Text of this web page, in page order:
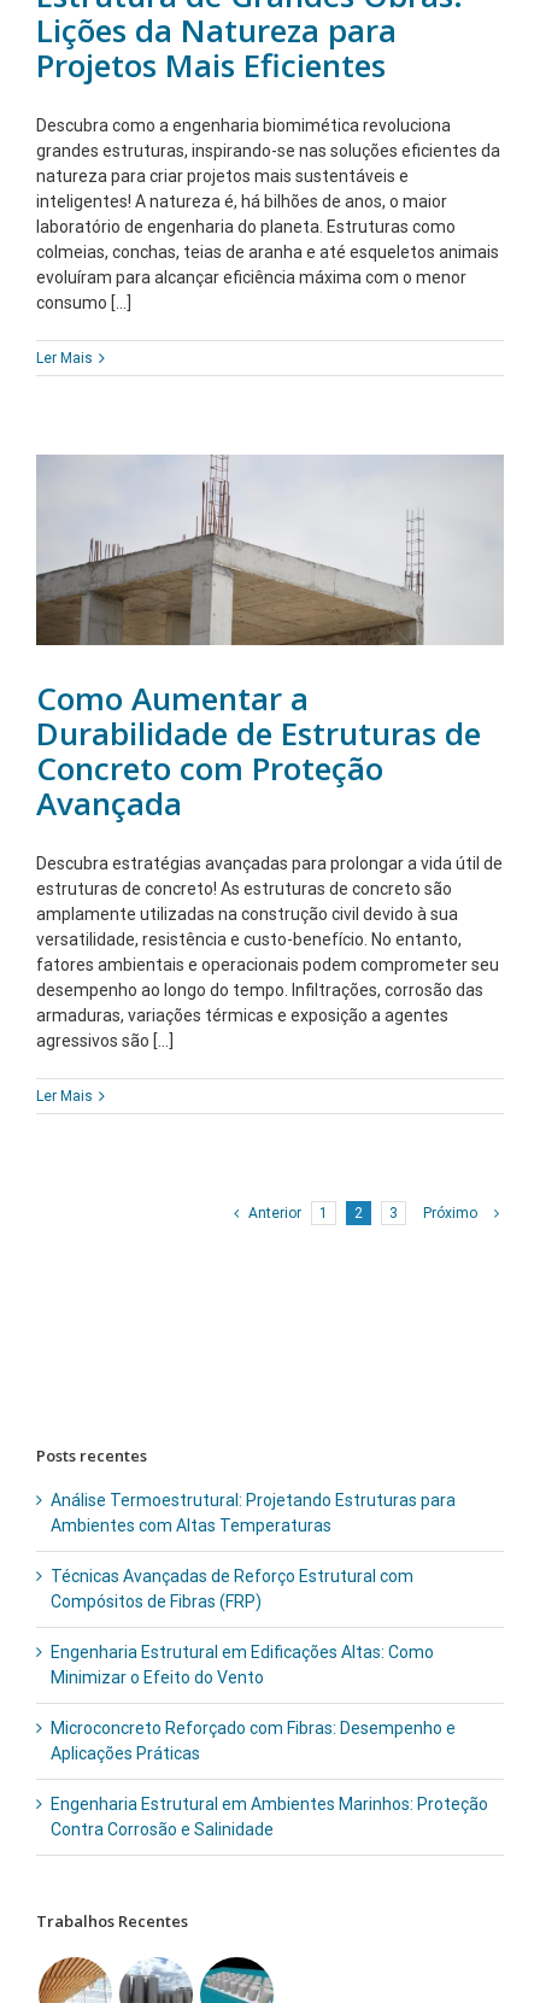
Lições da Natureza para
Projetos Mais Eficientes
Descubra como a engenharia biomimética revoluciona
grandes estruturas, inspirando-se nas soluções eficientes da
natureza para criar projetos mais sustentáveis e
inteligentes! A natureza é, há bilhões de anos, o maior
laboratório de engenharia do planeta. Estruturas como
colmeias, conchas, teias de aranha e até esqueletos animais
evoluíram para alcançar eficiência máxima com o menor
consumo [...]
Ler Mais
Como Aumentar a
Durabilidade de Estruturas de
Concreto com Proteção
Avançada
Descubra estratégias avançadas para prolongar a vida útil de
estruturas de concreto! As estruturas de concreto são
amplamente utilizadas na construção civil devido à sua
versatilidade, resistência e custo-benefício. No entanto,
fatores ambientais e operacionais podem comprometer seu
desempenho ao longo do tempo. Infiltrações, corrosão das
armaduras, variações térmicas e exposição a agentes
agressivos são [...]
Ler Mais
Anterior 1 2 3 Próximo
Posts recentes
Análise Termoestrutural: Projetando Estruturas para
Ambientes com Altas Temperaturas
Técnicas Avançadas de Reforço Estrutural com
Compósitos de Fibras (FRP)
Engenharia Estrutural em Edificações Altas: Como
Minimizar o Efeito do Vento
Microconcreto Reforçado com Fibras: Desempenho e
Aplicações Práticas
Engenharia Estrutural em Ambientes Marinhos: Proteção
Contra Corrosão e Salinidade
Trabalhos Recentes